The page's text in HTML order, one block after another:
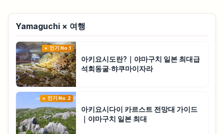
Yamaguchi × 여행
인기 No.1
아키요시도란?｜야마구치 일본 최대급
석회동굴·햐쿠마이자라
인기 No.2
아키요시다이 카르스트 전망대 가이드
｜야마구치 일본 최대